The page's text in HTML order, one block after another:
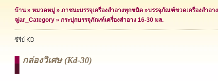
บ้าน» หมวดหมู่ » ภาชนะบรรจุเครื่องสำอางทุกชนิด »บรรจุภัณฑ์ขวดเครื่องสำอาง
จุjar_Category » กระปุกบรรจุภัณฑ์เครื่องสำอาง 16-30 มล.
ซีรีย์ KD
กล่องวิเศษ (kd-30)